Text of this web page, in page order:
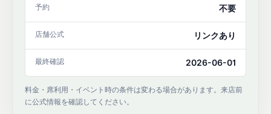
予約 不要
店舗公式 リンクあり
最終確認 2026-06-01
料金・席利用・イベント時の条件は変わる場合があります。来店前
に公式情報を確認してください。